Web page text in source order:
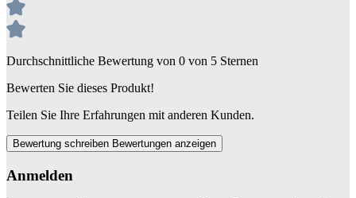
Durchschnittliche Bewertung von 0 von 5 Sternen
Bewerten Sie dieses Produkt!
Teilen Sie Ihre Erfahrungen mit anderen Kunden.
Bewertung schreiben Bewertungen anzeigen
Anmelden